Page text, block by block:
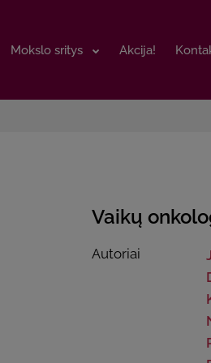
Mokslo sritys Akcija!
Mokslo sritys Akcija!
Vaikų
Autoriai